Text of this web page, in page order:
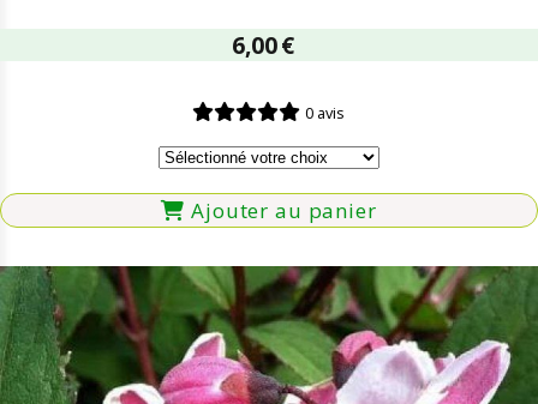
6,00€
0 avis
Ajouter au panier